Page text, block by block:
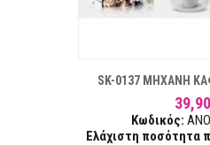
SK-0137 ΜΗΧΑΝΗ
Κωδικός:
Ελάχιστη ποσότητα